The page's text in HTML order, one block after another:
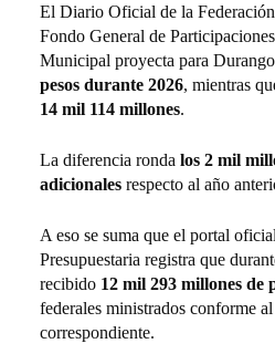
El Diario Oficial de la
Fondo General de
Municipal proyecta para Durango
pesos durante 2026, mientras
14 mil 114 millones.
La diferencia ronda los 2 mil
adicionales respecto al año
A eso se suma que el portal
Presupuestaria registra que
recibido 12 mil 293 millones de
federales ministrados conforme
correspondiente.